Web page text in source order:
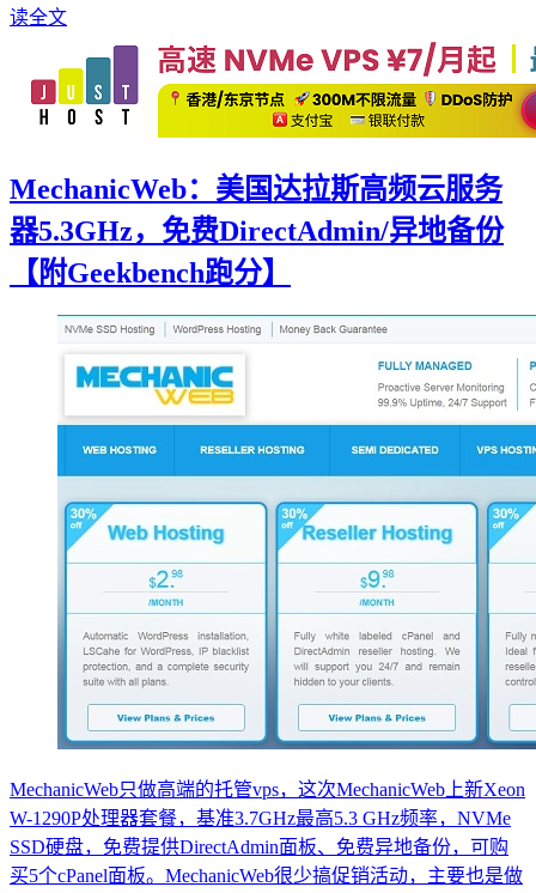
读全文
MechanicWeb：美国达拉斯高频云服务
器5.3GHz，免费DirectAdmin/异地备份
【附Geekbench跑分】
MechanicWeb只做高端的托管vps，这次MechanicWeb上新Xeon
W-1290P处理器套餐，基准3.7GHz最高5.3 GHz频率，NVMe
SSD硬盘，免费提供DirectAdmin面板、免费异地备份，可购
买5个cPanel面板。MechanicWeb很少搞促销活动，主要也是做